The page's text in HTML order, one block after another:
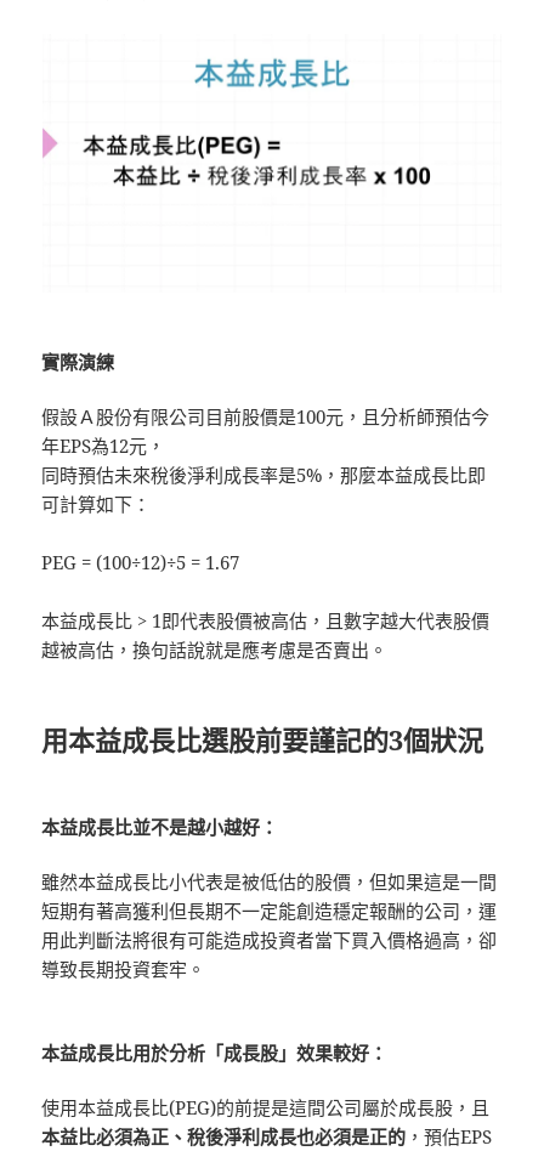
實際演練
假設Ａ股份有限公司目前股價是100元，且分析師預估今
年EPS為12元，
同時預估未來稅後淨利成長率是5%，那麼本益成長比即
可計算如下：
PEG = (100÷12)÷5 = 1.67
本益成長比 > 1即代表股價被高估，且數字越大代表股價
越被高估，換句話說就是應考慮是否賣出。
用本益成長比選股前要謹記的3個狀況
本益成長比並不是越小越好：
雖然本益成長比小代表是被低估的股價，但如果這是一間
短期有著高獲利但長期不一定能創造穩定報酬的公司，運
用此判斷法將很有可能造成投資者當下買入價格過高，卻
導致長期投資套牢。
本益成長比用於分析「成長股」效果較好：
使用本益成長比(PEG)的前提是這間公司屬於成長股，且
本益比必須為正、稅後淨利成長也必須是正的 ，預估EPS